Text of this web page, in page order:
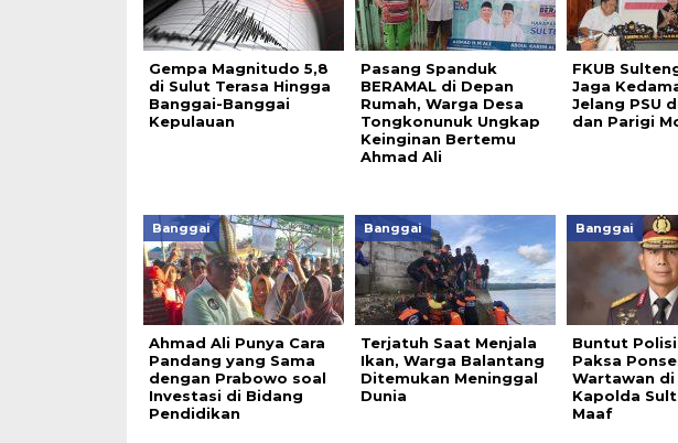
Gempa Magnitudo 5,8
di Sulut Terasa Hingga
Banggai-Banggai
Kepulauan
Pasang Spanduk
BERAMAL di Depan
Rumah, Warga Desa
Tongkonunuk Ungkap
Keinginan Bertemu
Ahmad Ali
FKUB
Jaga
Jelang PSU
dan Parigi
Banggai
Ahmad Ali Punya Cara
Pandang yang Sama
dengan Prabowo soal
Investasi di Bidang
Pendidikan
Banggai
Terjatuh Saat Menjala
Ikan, Warga Balantang
Ditemukan Meninggal
Dunia
Banggai
Buntut
Paksa
Wartawan di
Kapolda
Maaf